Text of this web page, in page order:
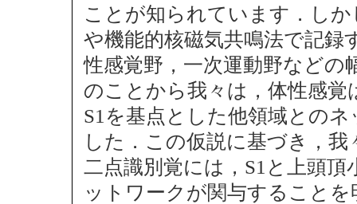
ことが知られています．し
や機能的核磁気共鳴法で記録
性感覚野，一次運動野などの
のことから我々は，体性感
S1を基点とした他領域との
した．この仮説に基づき，
二点識別覚には，S1と上頭頂
ットワークが関与することを